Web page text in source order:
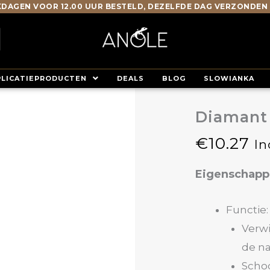
VOOR 12.00 UUR BESTELD, DEZELFDE DAG VERZONDEN
DEALS BLOG SLOWIANKA
Diamant
€10.27
Functie:
de